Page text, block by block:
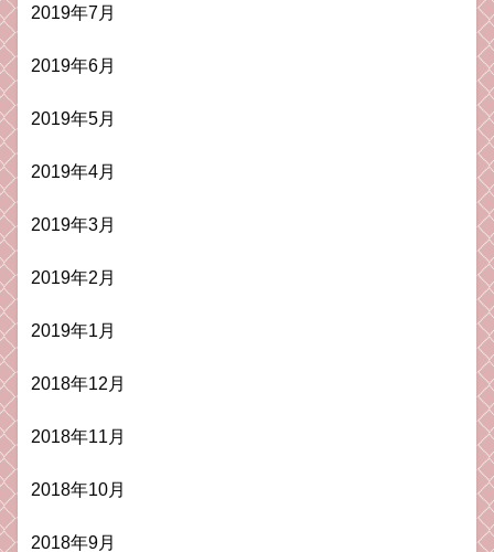
2019年7月
2019年6月
2019年5月
2019年4月
2019年3月
2019年2月
2019年1月
2018年12月
2018年11月
2018年10月
2018年9月